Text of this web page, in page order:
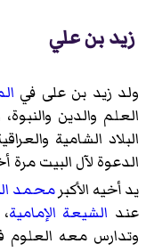
زيد بن علي
ولد زيد بن على في
العلم والدين
البلاد الشامية
الدعوة لآل البيت مرة
يد أخيه الأكبرمحمد
عند الشيعة الإمامية
وتدارس معه العلوم